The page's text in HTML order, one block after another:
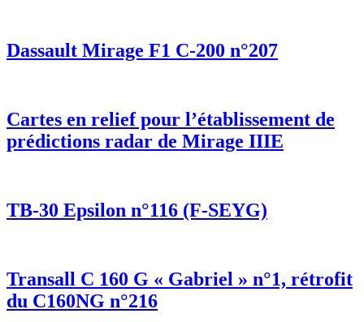
Dassault Mirage F1 C-200 n°207
Cartes en relief pour l’établissement de
prédictions radar de Mirage IIIE
TB-30 Epsilon n°116 (F-SEYG)
Transall C 160 G « Gabriel » n°1, rétrofit
du C160NG n°216